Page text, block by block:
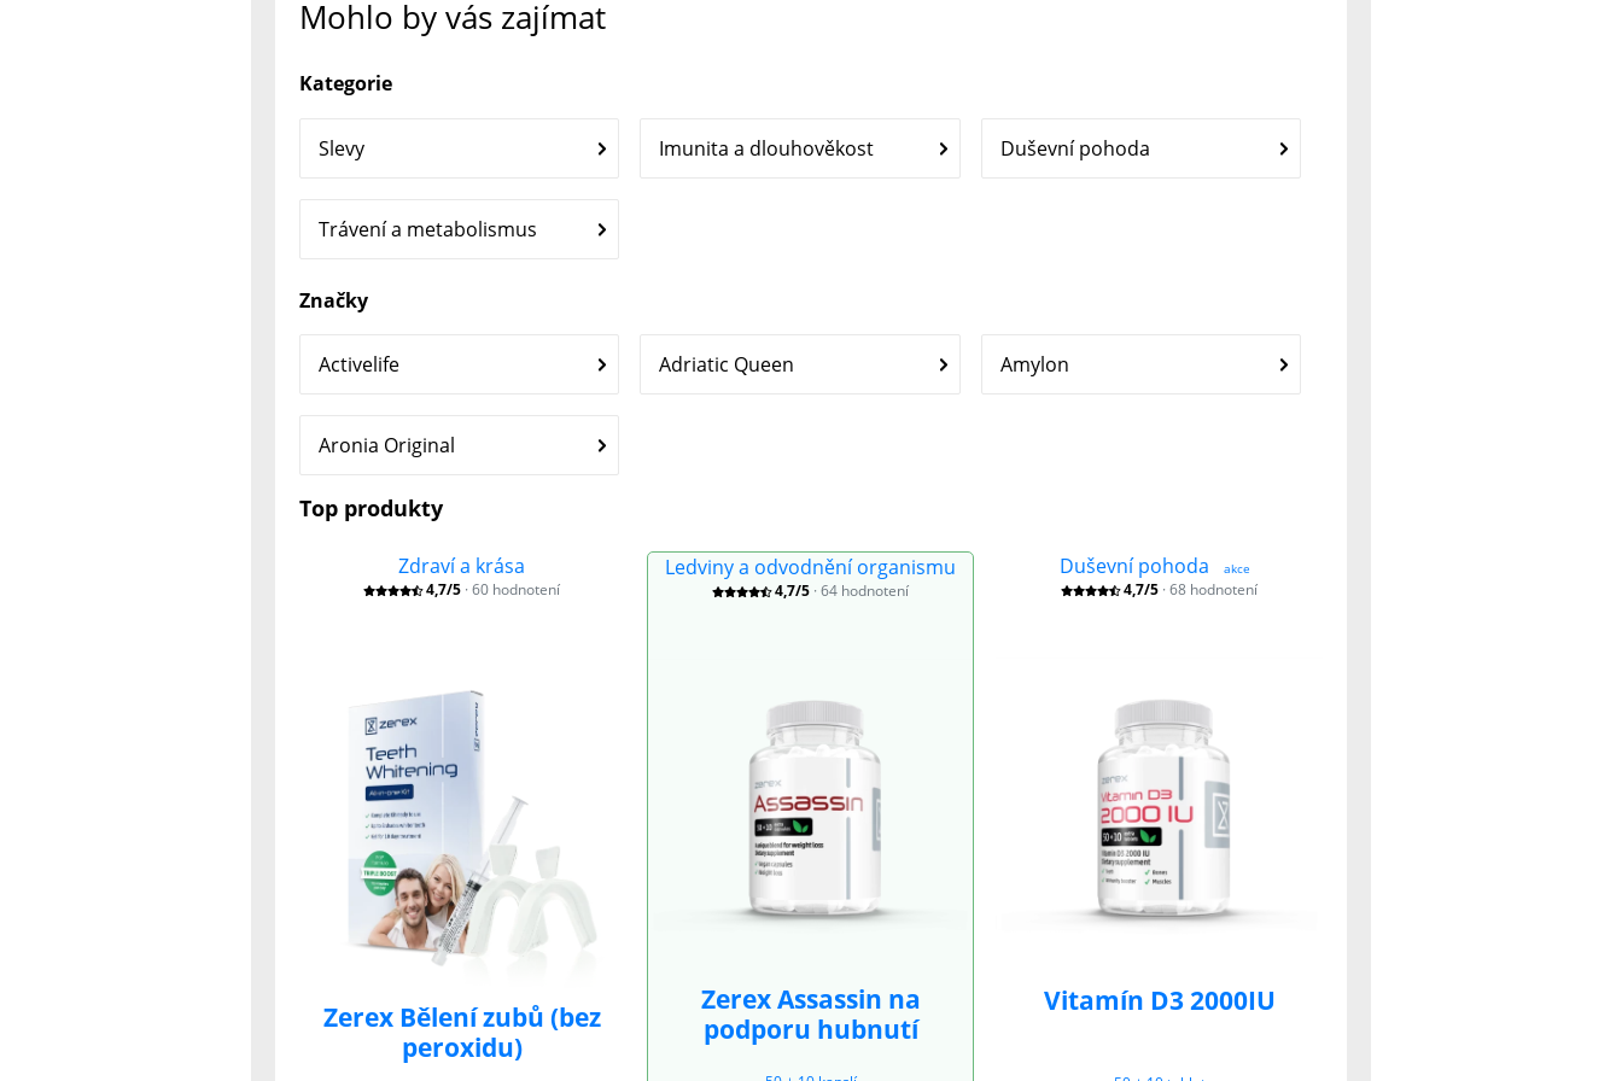
Mohlo by vás zajímat
Kategorie
Slevy Imunita a dlouhověkost Duševní pohoda
Trávení a metabolismus
Značky
Activelife Adriatic Queen Amylon
Aronia Original
Top produkty
Zdraví a krása
4,7/5 · 60 hodnotení
Zerex Bělení zubů (bez
peroxidu)
Ledviny a odvodnění organismu
4,7/5 · 64 hodnotení
Zerex Assassin na
podporu hubnutí
Duševní pohoda akce
4,7/5 · 68 hodnotení
Vitamín D3 2000IU